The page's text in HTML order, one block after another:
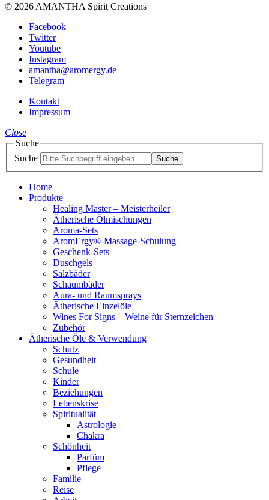
© 2026 AMANTHA Spirit Creations
Facebook
Twitter
Youtube
Instagram
amantha@aromergy.de
Telegram
Kontakt
Impressum
Close
Suche
Suche
Suche
Home
Produkte
Healing Master – Meisterheiler
Ätherische Ölmischungen
Aroma-Sets
AromErgy®-Massage-Schulung
Geschenk-Sets
Duschgels
Salzbäder
Schaumbäder
Aura- und Raumsprays
Ätherische Einzelöle
Wines For Signs – Weine für Sternzeichen
Zubehör
Ätherische Öle & Verwendung
Schutz
Gesundheit
Schule
Kinder
Beziehungen
Lebenskrise
Spiritualität
Astrologie
Chakra
Schönheit
Parfüm
Pflege
Familie
Reise